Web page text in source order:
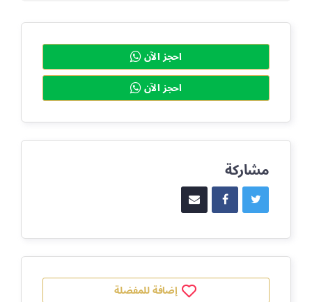
احجز الآن
احجز الآن
مشاركة
إضافة للمفضلة